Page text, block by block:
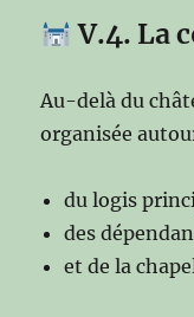
V.4. La
Au-delà du
organisée
du logis
des
et de la